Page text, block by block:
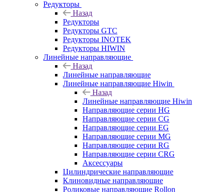
Редукторы
Назад
Редукторы
Редукторы GTC
Редукторы INOTEK
Редукторы HIWIN
Линейные направляющие
Назад
Линейные направляющие
Линейные направляющие Hiwin
Назад
Линейные направляющие Hiwin
Направляющие серии HG
Направляющие серии CG
Направляющие серии EG
Направляющие серии MG
Направляющие серии RG
Направляющие серии CRG
Аксессуары
Цилиндрические направляющие
Клиновидные направляющие
Роликовые направляющие Rollon